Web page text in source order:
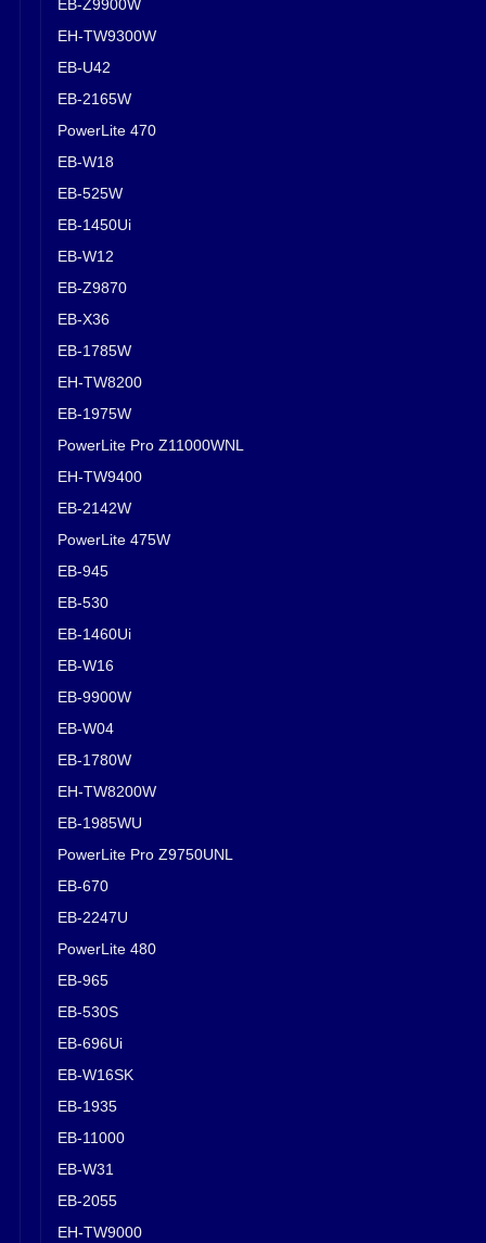
EB-Z9900W
EH-TW9300W
EB-U42
EB-2165W
PowerLite 470
EB-W18
EB-525W
EB-1450Ui
EB-W12
EB-Z9870
EB-X36
EB-1785W
EH-TW8200
EB-1975W
PowerLite Pro Z11000WNL
EH-TW9400
EB-2142W
PowerLite 475W
EB-945
EB-530
EB-1460Ui
EB-W16
EB-9900W
EB-W04
EB-1780W
EH-TW8200W
EB-1985WU
PowerLite Pro Z9750UNL
EB-670
EB-2247U
PowerLite 480
EB-965
EB-530S
EB-696Ui
EB-W16SK
EB-1935
EB-11000
EB-W31
EB-2055
EH-TW9000